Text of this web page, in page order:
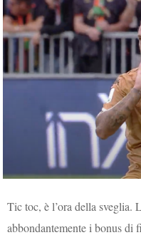
Tic toc, è l’ora della sveglia.
abbondantemente i bonus di